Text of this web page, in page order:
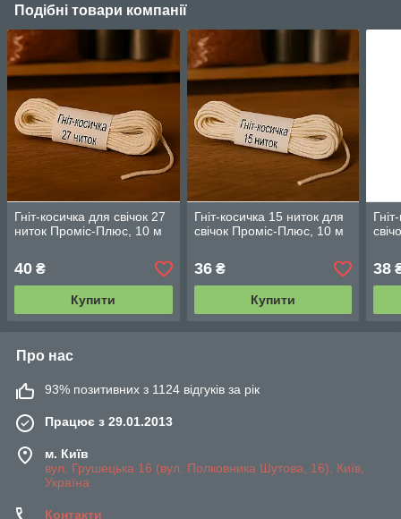
Подібні товари компанії
Гніт-косичка для свічок 27
ниток Проміс-Плюс, 10 м
40 ₴
Купити
Гніт-косичка 15 ниток для
свічок Проміс-Плюс, 10 м
36₴
Купити
38
Про нас
93% позитивних з 1124 відгуків за рік
Працює з 29.01.2013
м. Київ
вул. Грушецька 16 (вул. Полковника Шутова, 16), Київ,
Україна
Контакти